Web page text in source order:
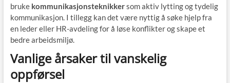
bruke kommunikasjonsteknikkersom aktiv lytting og tydelig
kommunikasjon. I tillegg kan det være nyttig å søke hjelp fra
en leder eller HR-avdeling for å løse konflikter og skape et
bedre arbeidsmiljø.
Vanlige årsaker til vanskelig
oppførsel